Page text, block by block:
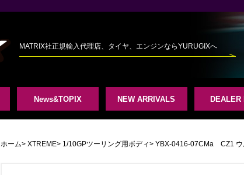
MATRIX社正規輸入代理店、タイヤ、エンジンならYURUGIXへ
News&TOPIX NEW ARRIVALS DEALER
ホーム> XTREME> 1/10GPツーリング用ボディ> YBX-0416-07CMa CZ1 ウ